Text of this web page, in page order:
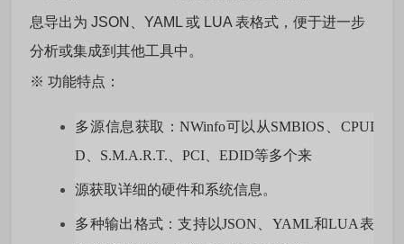
息导出为 JSON、YAML 或 LUA 表格式，便于进一步
分析或集成到其他工具中。
※ 功能特点：
多源信息获取：NWinfo可以从SMBIOS、CPUI
D、S.M.A.R.T.、PCI、EDID等多个来
源获取详细的硬件和系统信息。
多种输出格式：支持以JSON、YAML和LUA表